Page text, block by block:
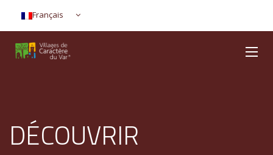
Français
DÉCOUVRIR